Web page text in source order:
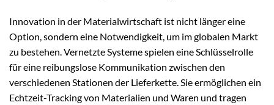
Innovation in der Materialwirtschaft ist nicht länger eine
Option, sondern eine Notwendigkeit, um im globalen Markt
zu bestehen. Vernetzte Systeme spielen eine Schlüsselrolle
für eine reibungslose Kommunikation zwischen den
verschiedenen Stationen der Lieferkette. Sie ermöglichen ein
Echtzeit-Tracking von Materialien und Waren und tragen